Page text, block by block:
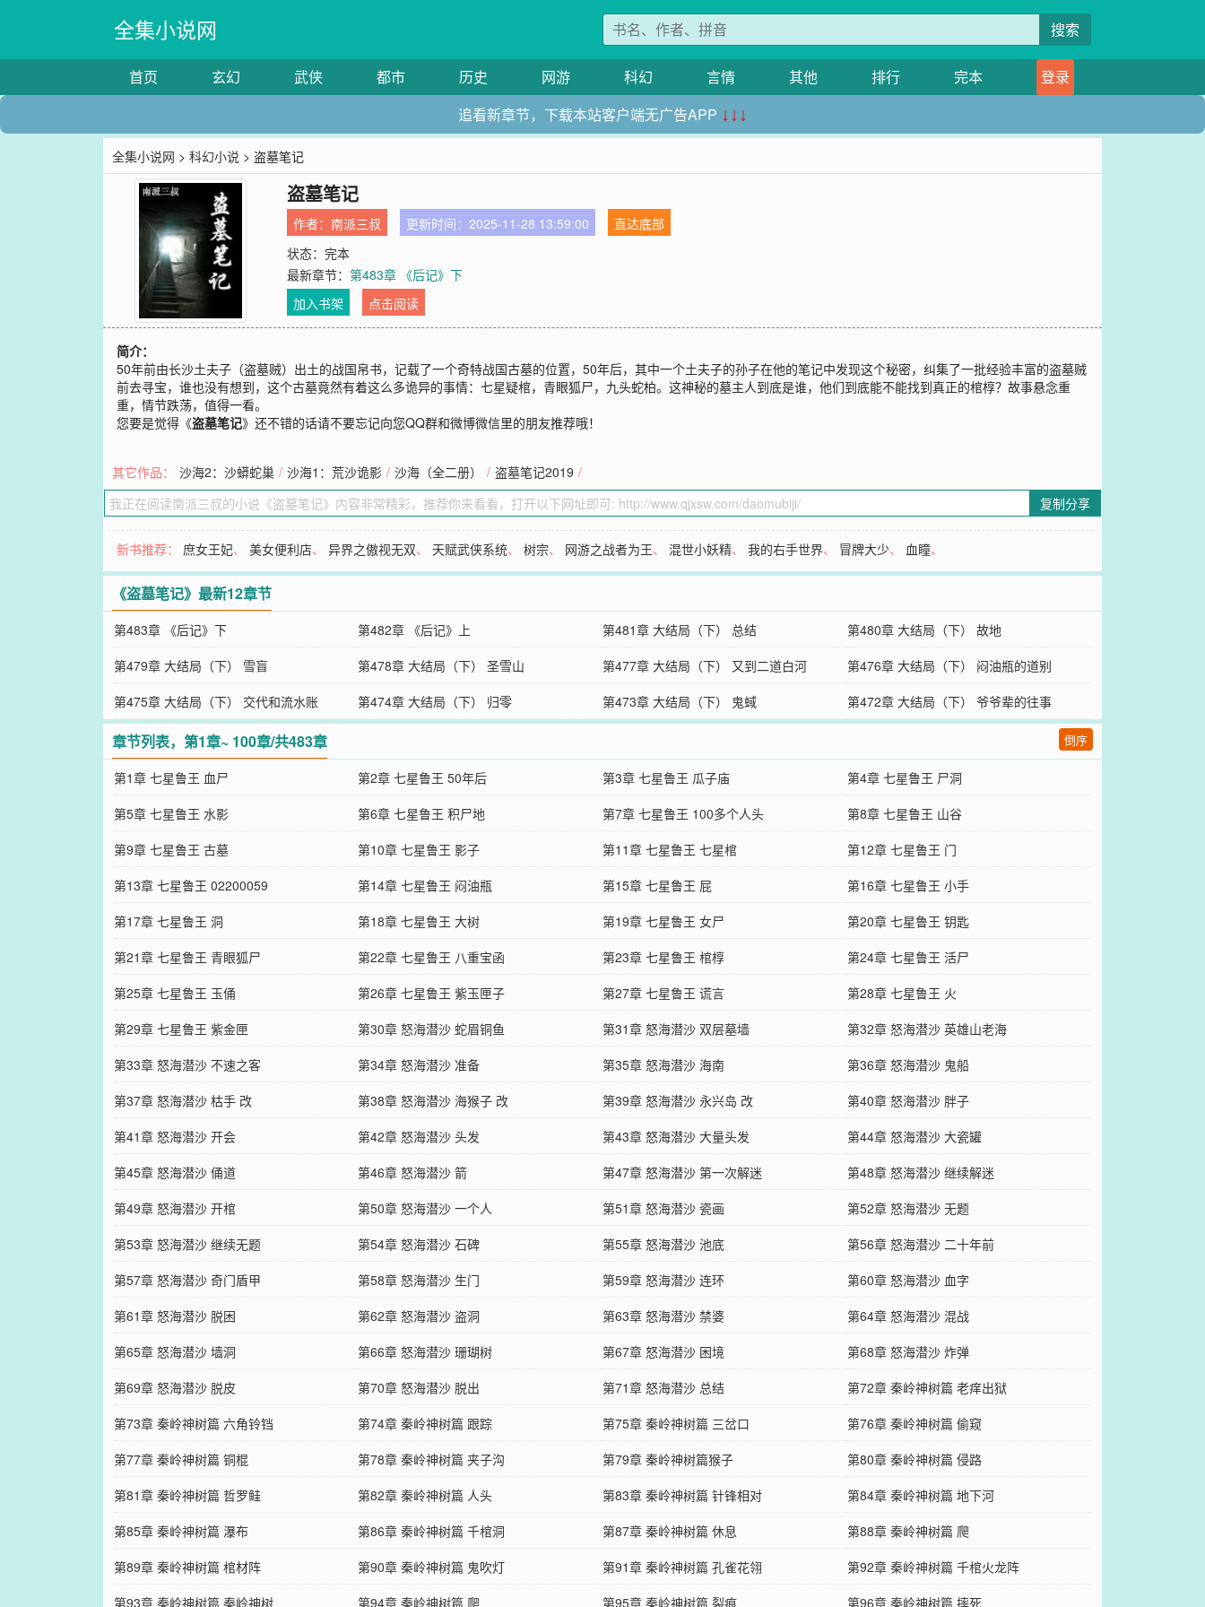
全集小说网 搜索
首页 玄幻 武侠 都市 历史 网游 科幻 言情 其他 排行 完本
登录
追看新章节，下载本站客户端无广告APP ↓↓↓
全集小说网 >科幻小说 > 盗墓笔记
盗墓笔记
作者：南派三叔 更新时间：2025-11-28 13:59:00
直达底部
状态：完本
最新章节：第483章 《后记》下
加入书架
点击阅读
简介：
50年前由长沙土夫子（盗墓贼）出土的战国帛书，记载了一个奇特战国古墓的位置，50年后，其中一个土夫子的孙子在他的笔记中发现这个秘密，纠集了一批经验丰富的盗墓贼
前去寻宝，谁也没有想到，这个古墓竟然有着这么多诡异的事情：七星疑棺，青眼狐尸，九头蛇柏。这神秘的墓主人到底是谁，他们到底能不能找到真正的棺椁？故事悬念重
重，情节跌荡，值得一看。
您要是觉得《盗墓笔记》还不错的话请不要忘记向您QQ群和微博微信里的朋友推荐哦！
其它作品： 沙海2：沙蟒蛇巢 / 沙海1：荒沙诡影 / 沙海（全二册） / 盗墓笔记2019 /
复制分享
新书推荐： 庶女王妃、美女便利店、异界之傲视无双、 天赋武侠系统、树宗、 网游之战者为王、 混世小妖精、我的右手世界、 冒牌大少、 血瞳、
《盗墓笔记》最新12章节
第483章 《后记》下 第482章 《后记》上 第481章 大结局（下） 总结
第480章 大结局（下） 故地
第479章 大结局（下） 雪盲
第478章 大结局（下） 圣雪山 第477章 大结局（下） 又到二道白河
第476章 大结局（下） 闷油瓶的道别
第475章 大结局（下） 交代和流水账
第474章 大结局（下） 归零 第473章 大结局（下） 鬼蜮 第472章 大结局（下） 爷爷辈的往事
章节列表，第1章~ 100章/共483章 倒序
第1章 七星鲁王 血尸 第2章 七星鲁王 50年后 第3章 七星鲁王 瓜子庙
第4章 七星鲁王 尸洞
第5章 七星鲁王 水影
第6章 七星鲁王 积尸地 第7章 七星鲁王 100多个人头
第8章 七星鲁王 山谷
第9章 七星鲁王 古墓
第10章 七星鲁王 影子 第11章 七星鲁王 七星棺
第12章 七星鲁王 门
第13章 七星鲁王 02200059
第14章 七星鲁王 闷油瓶 第15章 七星鲁王 屁
第16章 七星鲁王 小手
第17章 七星鲁王 洞
第18章 七星鲁王 大树 第19章 七星鲁王 女尸
第20章 七星鲁王 钥匙
第21章 七星鲁王 青眼狐尸
第22章 七星鲁王 八重宝函 第23章 七星鲁王 棺椁
第24章 七星鲁王 活尸
第25章 七星鲁王 玉俑
第26章 七星鲁王 紫玉匣子 第27章 七星鲁王 谎言
第28章 七星鲁王 火
第29章 七星鲁王 紫金匣
第30章 怒海潜沙 蛇眉铜鱼 第31章 怒海潜沙 双层墓墙
第32章 怒海潜沙 英雄山老海
第33章 怒海潜沙 不速之客
第34章 怒海潜沙 准备 第35章 怒海潜沙 海南
第36章 怒海潜沙 鬼船
第37章 怒海潜沙 枯手 改
第38章 怒海潜沙 海猴子 改 第39章 怒海潜沙 永兴岛 改
第40章 怒海潜沙 胖子
第41章 怒海潜沙 开会
第42章 怒海潜沙 头发 第43章 怒海潜沙 大量头发
第44章 怒海潜沙 大瓷罐
第45章 怒海潜沙 俑道
第46章 怒海潜沙 箭 第47章 怒海潜沙 第一次解迷
第48章 怒海潜沙 继续解迷
第49章 怒海潜沙 开棺
第50章 怒海潜沙 一个人 第51章 怒海潜沙 瓷画
第52章 怒海潜沙 无题
第53章 怒海潜沙 继续无题
第54章 怒海潜沙 石碑 第55章 怒海潜沙 池底
第56章 怒海潜沙 二十年前
第57章 怒海潜沙 奇门盾甲
第58章 怒海潜沙 生门 第59章 怒海潜沙 连环
第60章 怒海潜沙 血字
第61章 怒海潜沙 脱困
第62章 怒海潜沙 盗洞 第63章 怒海潜沙 禁婆
第64章 怒海潜沙 混战
第65章 怒海潜沙 墙洞
第66章 怒海潜沙 珊瑚树 第67章 怒海潜沙 困境
第68章 怒海潜沙 炸弹
第69章 怒海潜沙 脱皮
第70章 怒海潜沙 脱出 第71章 怒海潜沙 总结
第72章 秦岭神树篇 老痒出狱
第73章 秦岭神树篇 六角铃铛
第74章 秦岭神树篇 跟踪 第75章 秦岭神树篇 三岔口
第76章 秦岭神树篇 偷窥
第77章 秦岭神树篇 铜棍
第78章 秦岭神树篇 夹子沟 第79章 秦岭神树篇猴子
第80章 秦岭神树篇 侵路
第81章 秦岭神树篇 哲罗鲑
第82章 秦岭神树篇 人头 第83章 秦岭神树篇 针锋相对
第84章 秦岭神树篇 地下河
第85章 秦岭神树篇 瀑布
第86章 秦岭神树篇 千棺洞 第87章 秦岭神树篇 休息
第88章 秦岭神树篇 爬
第89章 秦岭神树篇 棺材阵
第90章 秦岭神树篇 鬼吹灯 第91章 秦岭神树篇 孔雀花翎
第92章 秦岭神树篇 千棺火龙阵
第93章 秦岭神树篇 秦岭神树
第94章 秦岭神树篇 爬 第95章 秦岭神树篇 裂痕 第96章 秦岭神树篇 摔死